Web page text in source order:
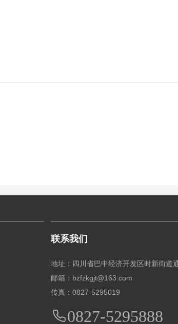
联系我们
地址：四川省巴中经济开发区时新街道
邮箱：bzfzkgjt@163.com
传真：0827-5295019
0827-5295888